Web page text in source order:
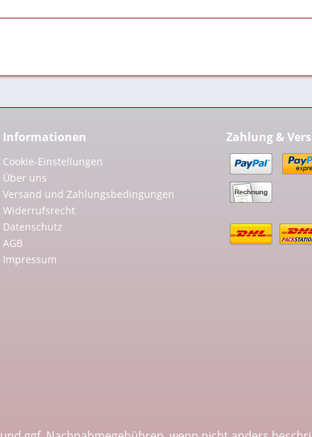
Informationen
Cookie-Einstellungen
Über uns
Versand und Zahlungsbedingungen
Widerrufsrecht
Datenschutz
AGB
Impressum
Zahlung &